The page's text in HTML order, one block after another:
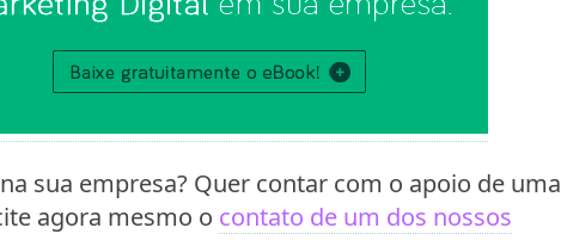
sua empresa? Quer contar com o apoio de uma
agora mesmo o contato de um dos nossos